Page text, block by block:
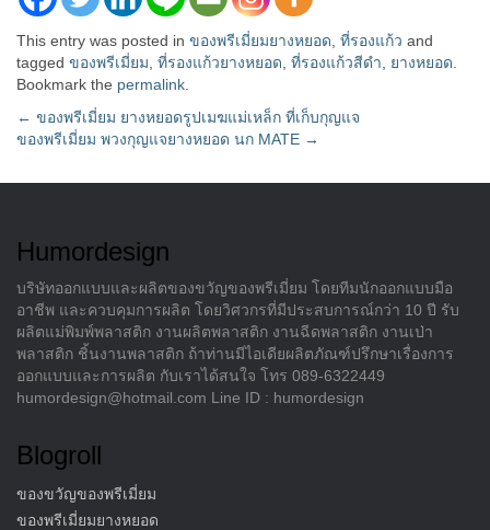
This entry was posted in ของพรีเมี่ยมยางหยอด ที่รองแก้ว and
tagged ของพรีเมี่ยม ที่รองแก้วยางหยอด ที่รองแก้วสีดำ ยางหยอด
Bookmark the permalink
Post
← ของพรีเมี่ยม ยางหยอดรูปเมฆแม่เหล็ก ที่เก็บกุญแจ
ของพรีเมี่ยม พวงกุญแจยางหยอด นก MATE →
Humordesign
บริษัทออกแบบและผลิตของขวัญของพรีเมี่ยม โดยทีมนักออกแบบมือ
อาชีพ และควบคุมการผลิต โดยวิศวกรที่มีประสบการณ์กว่า 10 ปี รับ
ผลิตแม่พิมพ์พลาสติก งานผลิตพลาสติก งานฉีดพลาสติก งานเป่า
พลาสติก ชิ้นงานพลาสติก ถ้าท่านมีไอเดียผลิตภัณฑ์ปรึกษาเรื่องการ
ออกแบบและการผลิต กับเราได้สนใจ โทร 089-6322449
humordesign@hotmail.com Line ID : humordesign
Blogroll
ของขวัญของพรีเมี่ยม
ของพรีเมี่ยมยางหยอด